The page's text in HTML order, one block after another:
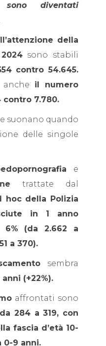
diventati
della
sono stabili
contro 54.645.
anche il numero
7.780.
suonano quando
delle singole
e
trattate dal
hoc della Polizia
in 1 anno
6%
(da 2.662 a
a 370).
sembra
anni (+22%).
affrontati sono
284 a 319, con
fascia d’età 10-
0-9 anni.